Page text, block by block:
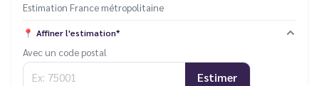
Estimation France métropolitaine
📍 Affiner l'estimation*
Avec un code postal
Estimer